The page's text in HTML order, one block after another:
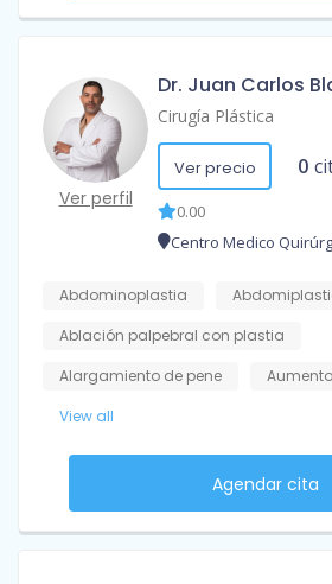
Ver perfil
Dr. Juan Carlos
Cirugía Plástica
Ver precio 0
0.00
Centro Medico
Abdominoplastia
Ablación palpebral con plastia
Alargamiento de pene
View all
Agendar cita